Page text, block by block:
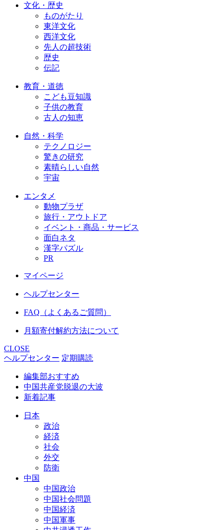
文化・歴史
ものがたり
東洋文化
西洋文化
先人の超技術
歴史
伝記
教育・道徳
こども豆知識
子供の教育
古人の知恵
自然・科学
テクノロジー
驚きの研究
素晴らしい自然
宇宙
エンタメ
動物プラザ
旅行・アウトドア
イベント・商品・サービス
面白ネタ
漢字パズル
PR
マイページ
ヘルプセンター
FAQ（よくあるご質問）
月額寄付解約方法について
CLOSE
ヘルプセンター 定期購読
編集部おすすめ
中国共産党脱退の大波
新着記事
日本
政治
経済
社会
外交
防衛
中国
中国政治
中国社会問題
中国経済
中国軍事